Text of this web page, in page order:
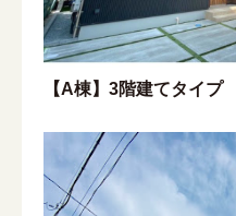
【A棟】3階建てタイプ